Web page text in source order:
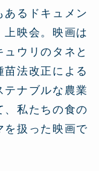
あるドキュメン
上映会。映画は
ウリのタネと
苗法改正による
テナブルな農業
、私たちの食の
を扱った映画で